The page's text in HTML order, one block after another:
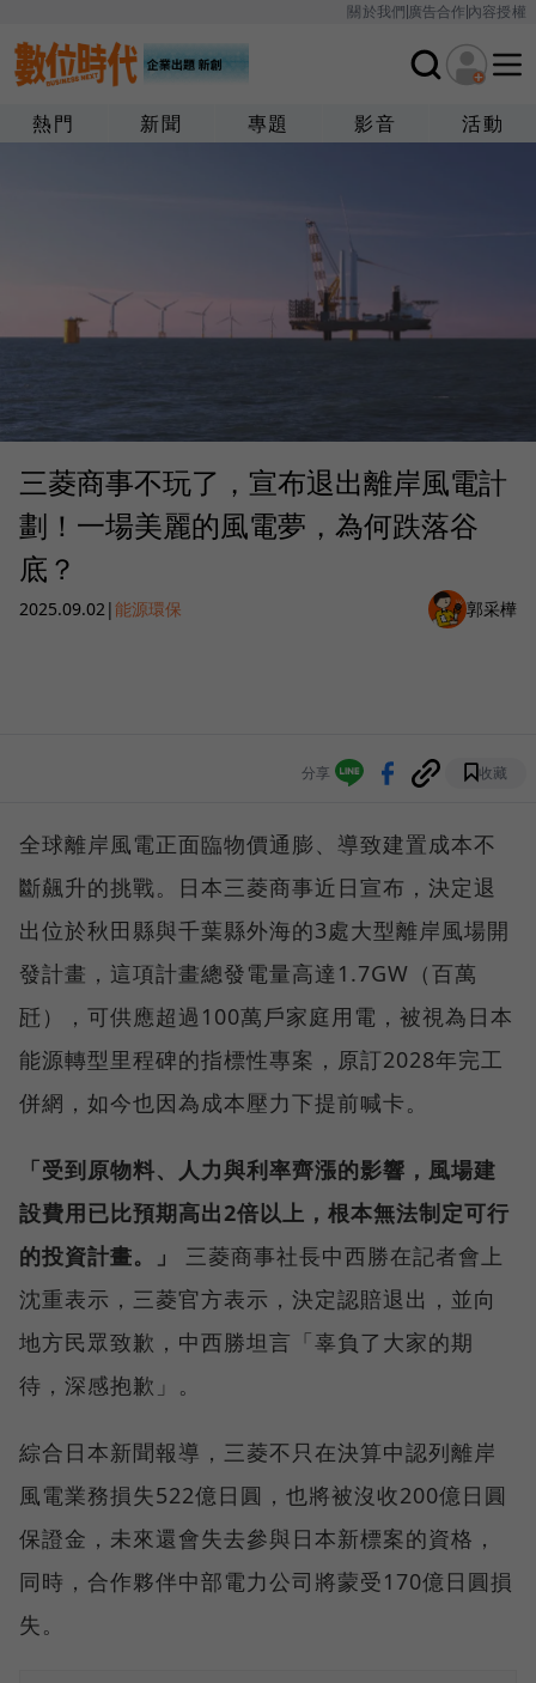
關於我們廣告合作內容授權
熱門 新聞 專題 影音 活動
三菱商事不玩了，宣布退出離岸風電計
劃！一場美麗的風電夢，為何跌落谷
底？
2025.09.02|能源環保 郭采樺
分享 收藏
全球離岸風電正面臨物價通膨、導致建置成本不
斷飆升的挑戰。日本三菱商事近日宣布，決定退
出位於秋田縣與千葉縣外海的3處大型離岸風場開
發計畫，這項計畫總發電量高達1.7GW（百萬
瓩），可供應超過100萬戶家庭用電，被視為日本
能源轉型里程碑的指標性專案，原訂2028年完工
併網，如今也因為成本壓力下提前喊卡。
「受到原物料、人力與利率齊漲的影響，風場建
設費用已比預期高出2倍以上，根本無法制定可行
的投資計畫。」
三菱商事社長中西勝在記者會上
沈重表示，三菱官方表示，決定認賠退出，並向
地方民眾致歉，中西勝坦言「辜負了大家的期
待，深感抱歉」。
綜合日本新聞報導，三菱不只在決算中認列離岸
風電業務損失522億日圓，也將被沒收200億日圓
保證金，未來還會失去參與日本新標案的資格，
同時，合作夥伴中部電力公司將蒙受170億日圓損
失。